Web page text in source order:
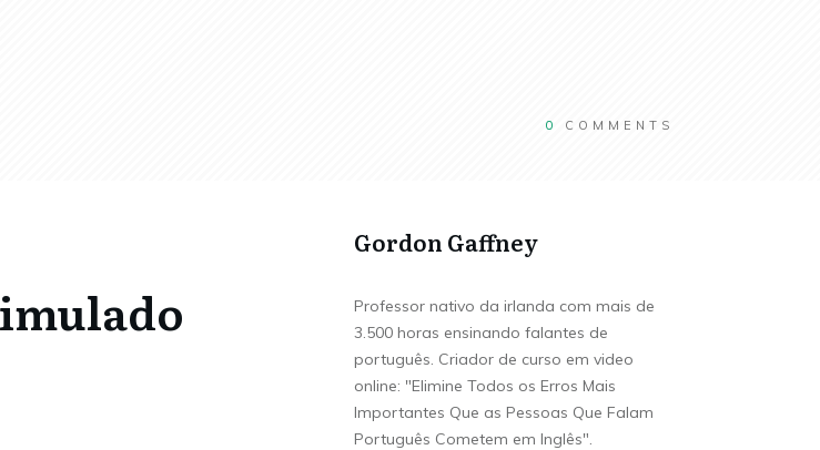
0 COMMENTS
Gordon Gaffney
Professor nativo da irlanda com mais de
3.500 horas ensinando falantes de
português. Criador de curso em video
online: "Elimine Todos os Erros Mais
Importantes Que as Pessoas Que Falam
Português Cometem em Inglês".